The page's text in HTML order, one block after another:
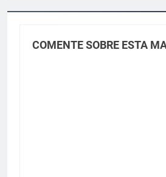
COMENTE SOBRE ESTA